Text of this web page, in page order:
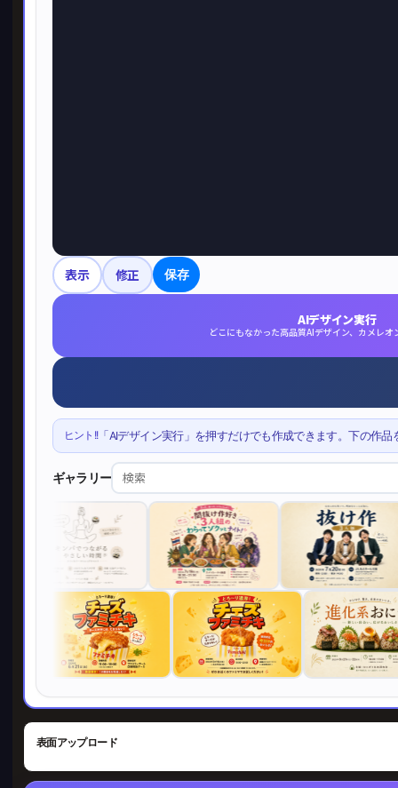
表示 修正 保存
AIデザイン実行
どこにもなかった高品質AIデザイン、カメレ
ヒント!!「AIデザイン実行」を押すだけでも作成できます。下の作
ギャラリー
表面アップロード